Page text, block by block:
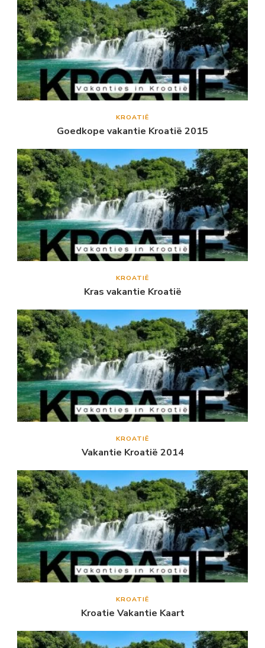
KROATIË
Goedkope vakantie Kroatië 2015
KROATIË
Kras vakantie Kroatië
KROATIË
Vakantie Kroatië 2014
KROATIË
Kroatie Vakantie Kaart